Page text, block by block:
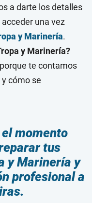
a darte los detalles
una vez
y Marinería.
y Marinería?
te contamos
cómo se
el momento
tus
y Marinería y
profesional a